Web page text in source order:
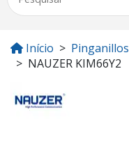
Início Pinganillos
NAUZER KIM66Y2